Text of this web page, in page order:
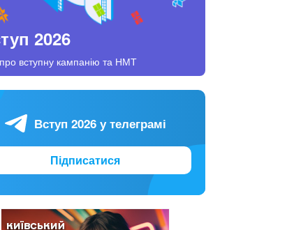
2026
вступну кампанію та НМТ
Вступ 2026 у телеграмі
Підписатися